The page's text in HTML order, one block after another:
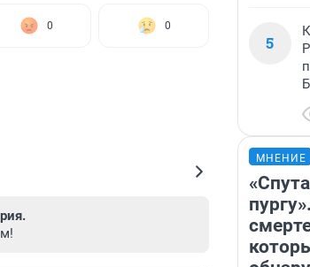
0 0
5
МНЕНИЕ